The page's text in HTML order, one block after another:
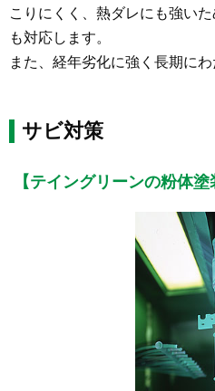
こりにくく、熱ダレにも強い
も対応します。
また、経年劣化に強く長期に
サビ対策
【テイングリーンの粉体塗